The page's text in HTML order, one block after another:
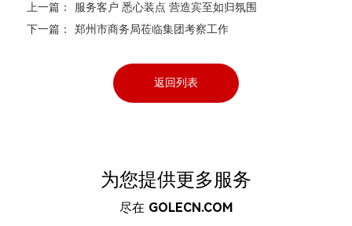
上一篇：
服务客户 悉心装点 营造宾至如归氛围
下一篇：
郑州市商务局莅临集团考察工作
返回列表
为您提供更多服务
尽在 GOLECN.COM